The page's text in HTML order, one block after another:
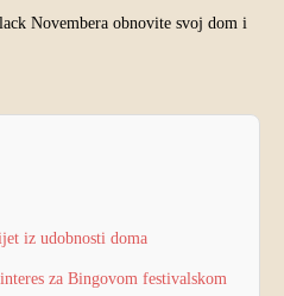
Novembera obnovite svoj dom i
iz udobnosti doma
za Bingovom festivalskom